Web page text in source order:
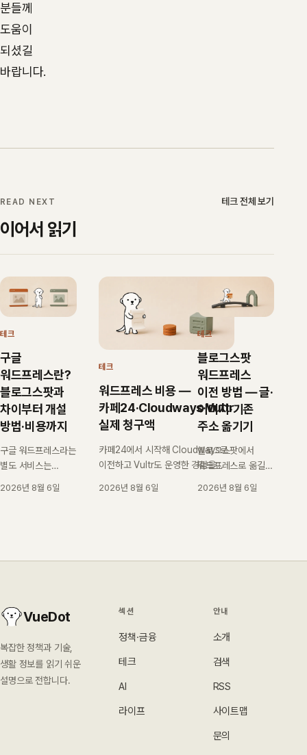
분들께
도움이
되셨길
바랍니다.
READ NEXT
이어서 읽기
테크 전체 보기
테크
구글
워드프레스란?
블로그스팟과
차이부터 개설
방법·비용까지
구글 워드프레스라는
별도 서비스는
2026년 8월 6일
테크
워드프레스 비용 ―
카페24·Cloudways·Vultr
실제 청구액
카페24에서 시작해 Cloudways로
이전하고 Vultr도 운영한 경험을
비용과 초보자에게 맞는 선택을
2026년 8월 6일
테크
블로그스팟
워드프레스
이전 방법 ― 글·
이미지·기존
주소 옮기기
블로그스팟에서
워드프레스로 옮길
때 필요한 백업, 글
2026년 8월 6일
VueDot
복잡한 정책과 기술,
생활 정보를 읽기 쉬운
설명으로 전합니다.
섹션
정책·금융
테크
AI
라이프
안내
소개
검색
RSS
사이트맵
문의